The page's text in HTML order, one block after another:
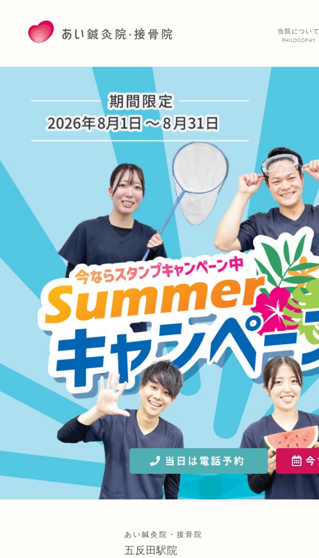
当院について
PHILOSOPHY
あい鍼灸院・接骨院
五反田駅院